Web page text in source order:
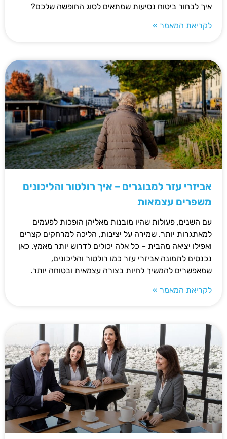
איך לבחור ביטוח נסיעות שמתאים לסוג החופשה שלכם?
לקריאת המאמר »
אביזרי עזר למבוגרים – איך רולטור והליכונים
משפרים עצמאות
עם השנים, פעולות שהיו מובנות מאליהן הופכות לפעמים
למאתגרות יותר. שמירה על יציבות, הליכה למרחקים קצרים
ואפילו יציאה מהבית – כל אלה יכולים לדרוש יותר מאמץ. כאן
נכנסים לתמונה אביזרי עזר כמו רולטור והליכונים,
שמאפשרים להמשיך לחיות בצורה עצמאית ובטוחה יותר.
לקריאת המאמר »